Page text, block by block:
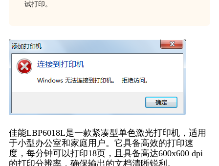
试打印。
佳能LBP6018L是一款紧凑型单色激光打印机，适用
于小型办公室和家庭用户。它具备高效的打印速
度，每分钟可以打印18页，且具备高达600x600 dpi
的打印分辨率，确保输出的文档清晰锐利。